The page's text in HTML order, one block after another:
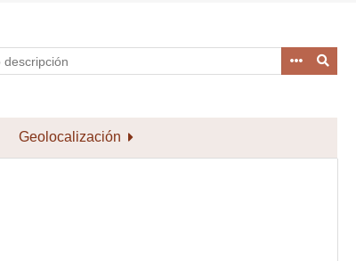
Geolocalización